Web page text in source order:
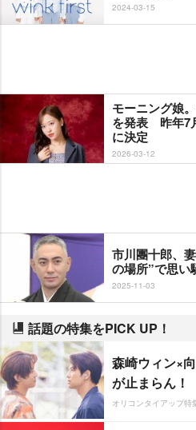
2024-03-15
モーニング娘
を発表 昨年7
に決定
2026-03-12
市川團十郎、
の場所”で思い
2025-11-03
話題の特集をPICK UP！
森崎ウィン×
が止まらん！
オリコンタイアップ特